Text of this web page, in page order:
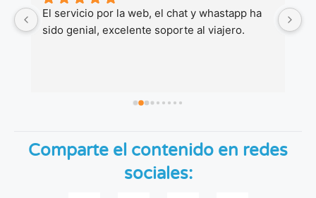
El servicio por la web, el chat y whastapp ha
sido genial, excelente soporte al viajero.
Comparte el contenido en redes
sociales: